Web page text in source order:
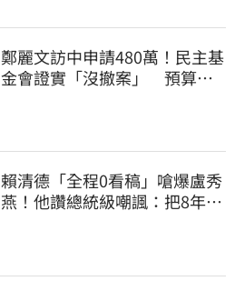
鄭麗文訪中申請480萬！民主基
金會證實「沒撤案」 預算被
賴清德「全程0看稿」嗆爆盧秀
燕！他讚總統級嘲諷：把8年總